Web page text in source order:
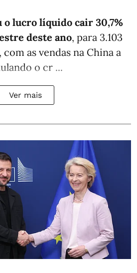
o lucro líquido cair 30,7%
deste ano, para 3.103
as vendas na China a
o cr ...
Ver mais